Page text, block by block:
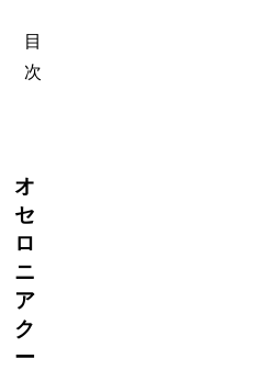
目
次
オ
セ
ロ
ニ
ア
ク
ー